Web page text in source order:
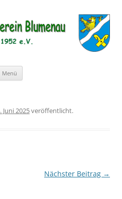
Blumenau von
e.V.
Menü
Juni 2025veröffentlicht.
Nächster Beitrag →